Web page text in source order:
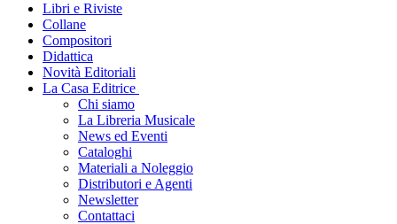
Libri e Riviste
Collane
Compositori
Didattica
Novità Editoriali
La Casa Editrice
Chi siamo
La Libreria Musicale
News ed Eventi
Cataloghi
Materiali a Noleggio
Distributori e Agenti
Newsletter
Contattaci